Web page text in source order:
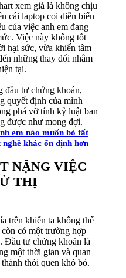
xem giá là không chịu
cái laptop coi diễn biến
của việc anh em đang
Việc này không tốt
hại sức, vừa khiến tâm
những thay đổi nhằm
tại.
đầu tư chứng khoán,
quyết định của mình
phá vỡ tính kỷ luật ban
được như mong đợi.
em nào muốn bỏ tất
khác ổn định hơn
NẶNG VIỆC
THỊ
trên khiến ta không thể
có một trường hợp
Đầu tư chứng khoán là
một thời gian và quan
thói quen khó bỏ.